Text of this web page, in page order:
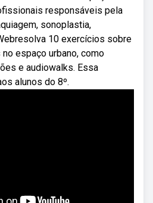
responsáveis pela
sonoplastia,
10 exercícios sobre
espaço urbano, como
e audiowalks. Essa
alunos do 8º.